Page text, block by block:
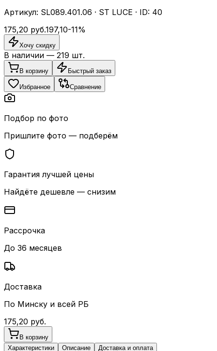
Артикул: SL089.401.06 · ST LUCE · ID: 40
175,20 руб.197,10-11%
Хочу скидку
В наличии — 219 шт.
В корзину Быстрый заказ
Избранное Сравнение
Подбор по фото
Пришлите фото — подберём
Гарантия лучшей цены
Найдёте дешевле — снизим
Рассрочка
До 36 месяцев
Доставка
По Минску и всей РБ
175,20 руб.
В корзину
Характеристики
Описание Доставка и оплата